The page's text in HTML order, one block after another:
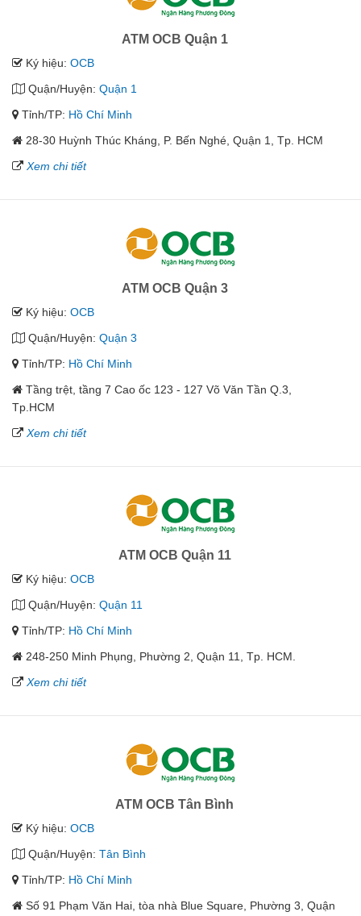
ATM OCB Quận 1
Ký hiệu: OCB
Quận/Huyện: Quận 1
Tỉnh/TP: Hồ Chí Minh
28-30 Huỳnh Thúc Kháng, P. Bến Nghé, Quận 1, Tp. HCM
Xem chi tiết
ATM OCB Quận 3
Ký hiệu: OCB
Quận/Huyện: Quận 3
Tỉnh/TP: Hồ Chí Minh
Tầng trệt, tầng 7 Cao ốc 123 - 127 Võ Văn Tần Q.3,
Tp.HCM
Xem chi tiết
ATM OCB Quận 11
Ký hiệu: OCB
Quận/Huyện: Quận 11
Tỉnh/TP: Hồ Chí Minh
248-250 Minh Phụng, Phường 2, Quận 11, Tp. HCM.
Xem chi tiết
ATM OCB Tân Bình
Ký hiệu: OCB
Quận/Huyện: Tân Bình
Tỉnh/TP: Hồ Chí Minh
Số 91 Phạm Văn Hai, tòa nhà Blue Square, Phường 3, Quận